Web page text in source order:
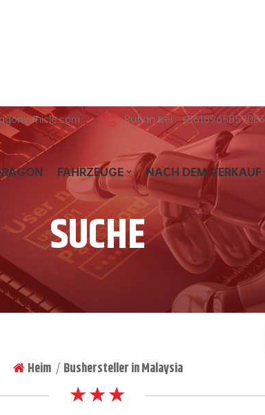
Ruf an bei : +8618965859083
FAHRZEUGE NACH DEM VERKAUF
SUCHE
Heim | Bushersteller in Malaysia
★ ★ ★